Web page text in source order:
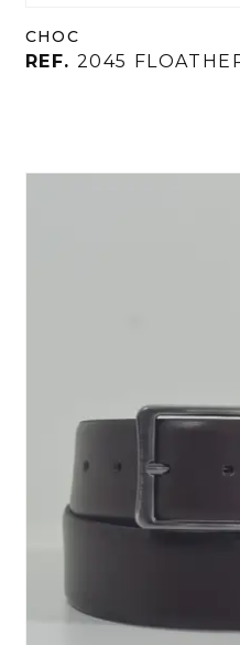
CHOC
REF. 2045